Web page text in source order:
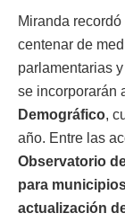
Miranda
centenar de
parlamentarias
se incorporarán
Demográfico,
año. Entre las
Observatorio
para
actualización